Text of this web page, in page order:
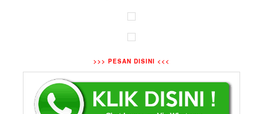
>>> PESAN DISINI <<<